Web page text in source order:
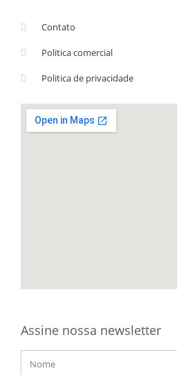
Contato
Politica comercial
Politica de privacidade
Assine nossa newsletter